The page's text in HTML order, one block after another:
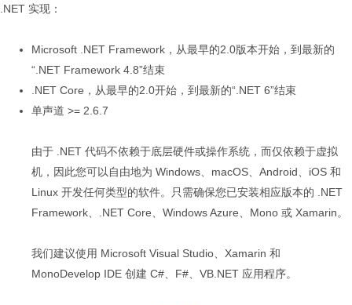
.NET 实现：
Microsoft .NET Framework，从最早的2.0版本开始，到最新的
“.NET Framework 4.8”结束
.NET Core，从最早的2.0开始，到最新的“.NET 6”结束
单声道 >= 2.6.7
由于 .NET 代码不依赖于底层硬件或操作系统，而仅依赖于虚拟
机，因此您可以自由地为 Windows、macOS、Android、iOS 和
Linux 开发任何类型的软件。只需确保您已安装相应版本的 .NET
Framework、.NET Core、Windows Azure、Mono 或 Xamarin。
我们建议使用 Microsoft Visual Studio、Xamarin 和
MonoDevelop IDE 创建 C#、F#、VB.NET 应用程序。